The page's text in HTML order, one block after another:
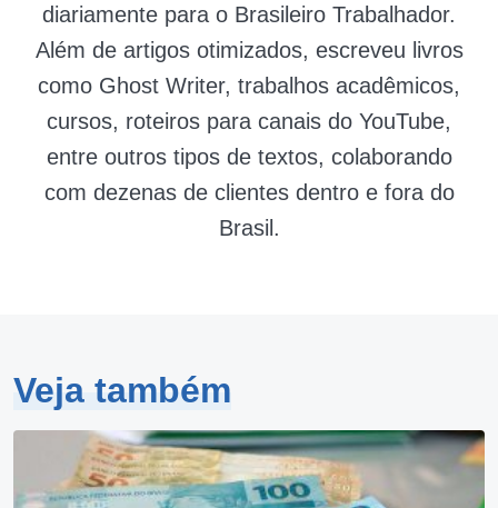
diariamente para o Brasileiro Trabalhador.
Além de artigos otimizados, escreveu livros
como Ghost Writer, trabalhos acadêmicos,
cursos, roteiros para canais do YouTube,
entre outros tipos de textos, colaborando
com dezenas de clientes dentro e fora do
Brasil.
Veja também